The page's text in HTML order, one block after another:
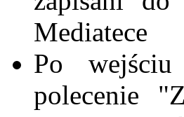
Mediatece
Po
polecenie